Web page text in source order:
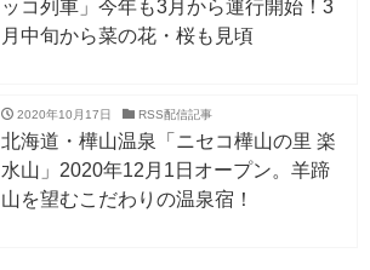
ッコ列車」今年も3月から運行開始！3
月中旬から菜の花・桜も見頃
2020年10月17日 RSS配信記事
北海道・樺山温泉「ニセコ樺山の里 楽
水山」2020年12月1日オープン。羊蹄
山を望むこだわりの温泉宿！